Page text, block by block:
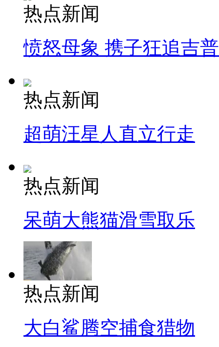
热点新闻
愤怒母象 携子狂追吉
热点新闻
超萌汪星人直立行走
热点新闻
呆萌大熊猫滑雪取乐
热点新闻
大白鲨腾空捕食猎物